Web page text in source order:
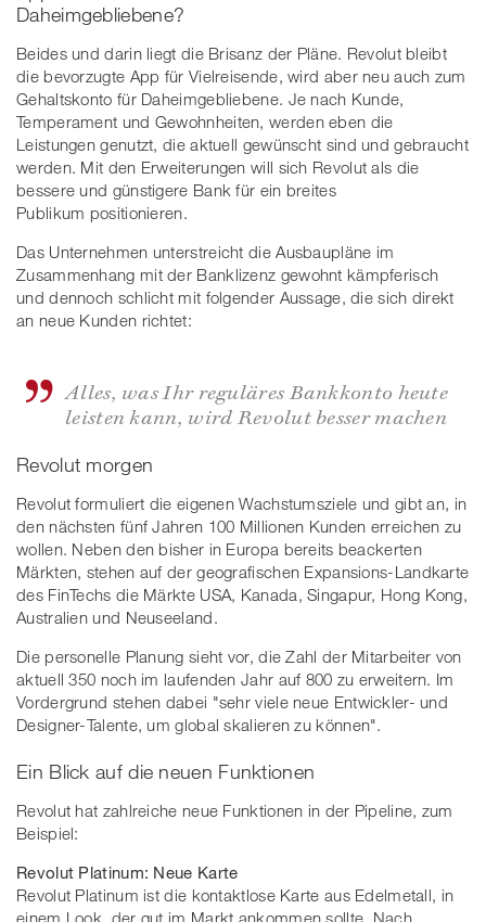
Daheimgebliebene?
Beides und darin liegt die Brisanz der Pläne. Revolut bleibt
die bevorzugte App für Vielreisende, wird aber neu auch zum
Gehaltskonto für Daheimgebliebene. Je nach Kunde,
Temperament und Gewohnheiten, werden eben die
Leistungen genutzt, die aktuell gewünscht sind und gebraucht
werden. Mit den Erweiterungen will sich Revolut als die
bessere und günstigere Bank für ein breites
Publikum positionieren.
Das Unternehmen unterstreicht die Ausbaupläne im
Zusammenhang mit der Banklizenz gewohnt kämpferisch
und dennoch schlicht mit folgender Aussage, die sich direkt
an neue Kunden richtet:
Alles, was Ihr reguläres Bankkonto heute
leisten kann, wird Revolut besser machen
Revolut morgen
Revolut formuliert die eigenen Wachstumsziele und gibt an, in
den nächsten fünf Jahren 100 Millionen Kunden erreichen zu
wollen. Neben den bisher in Europa bereits beackerten
Märkten, stehen auf der geografischen Expansions-Landkarte
des FinTechs die Märkte USA, Kanada, Singapur, Hong Kong,
Australien und Neuseeland.
Die personelle Planung sieht vor, die Zahl der Mitarbeiter von
aktuell 350 noch im laufenden Jahr auf 800 zu erweitern. Im
Vordergrund stehen dabei "sehr viele neue Entwickler- und
Designer-Talente, um global skalieren zu können".
Ein Blick auf die neuen Funktionen
Revolut hat zahlreiche neue Funktionen in der Pipeline, zum
Beispiel:
Revolut Platinum: Neue Karte
Revolut Platinum ist die kontaktlose Karte aus Edelmetall, in
einem Look, der gut im Markt ankommen sollte. Nach